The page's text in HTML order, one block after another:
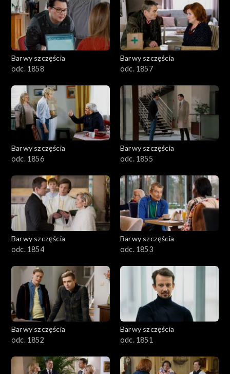
Barwy szczęścia
odc. 1858
Barwy szczęścia
odc. 1857
Barwy szczęścia
odc. 1856
Barwy szczęścia
odc. 1855
Barwy szczęścia
odc. 1854
Barwy szczęścia
odc. 1853
Barwy szczęścia
odc. 1852
Barwy szczęścia
odc. 1851